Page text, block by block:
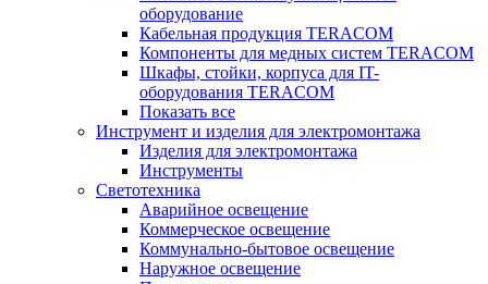
оборудование
Кабельная продукция TERACOM
Компоненты для медных систем TERACOM
Шкафы, стойки, корпуса для IT-
оборудования TERACOM
Показать все
Инструмент и изделия для электромонтажа
Изделия для электромонтажа
Инструменты
Светотехника
Аварийное освещение
Коммерческое освещение
Коммунально-бытовое освещение
Наружное освещение